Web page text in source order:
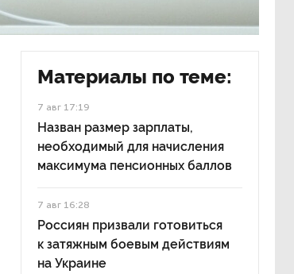
Материалы по теме:
7 авг 17:19
Назван размер зарплаты,
необходимый для начисления
максимума пенсионных баллов
7 авг 16:28
Россиян призвали готовиться
к затяжным боевым действиям
на Украине